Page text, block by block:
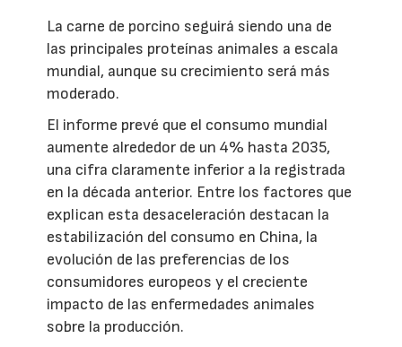
La carne de porcino seguirá siendo una de
las principales proteínas animales a escala
mundial, aunque su crecimiento será más
moderado.
El informe prevé que el consumo mundial
aumente alrededor de un 4% hasta 2035,
una cifra claramente inferior a la registrada
en la década anterior. Entre los factores que
explican esta desaceleración destacan la
estabilización del consumo en China, la
evolución de las preferencias de los
consumidores europeos y el creciente
impacto de las enfermedades animales
sobre la producción.